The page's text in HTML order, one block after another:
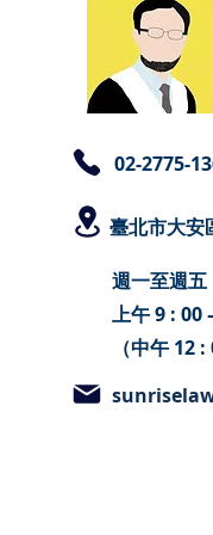
​02-2775-
臺北市大安
週一至週五
上午 9 : 00
（中午 12